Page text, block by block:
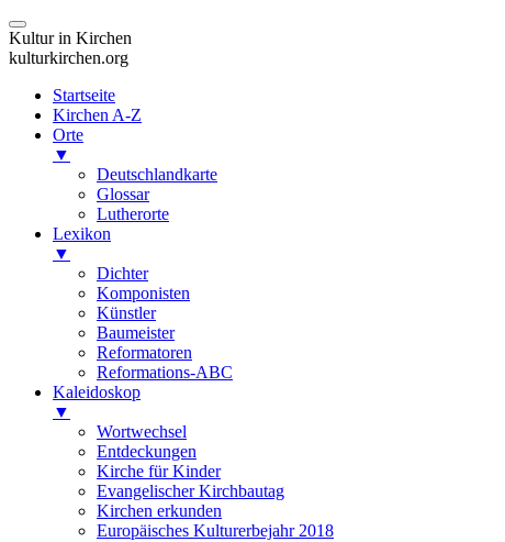
Kultur in Kirchen
kulturkirchen.org
Startseite
Kirchen A-Z
Orte
▼
Deutschlandkarte
Glossar
Lutherorte
Lexikon
▼
Dichter
Komponisten
Künstler
Baumeister
Reformatoren
Reformations-ABC
Kaleidoskop
▼
Wortwechsel
Entdeckungen
Kirche für Kinder
Evangelischer Kirchbautag
Kirchen erkunden
Europäisches Kulturerbejahr 2018